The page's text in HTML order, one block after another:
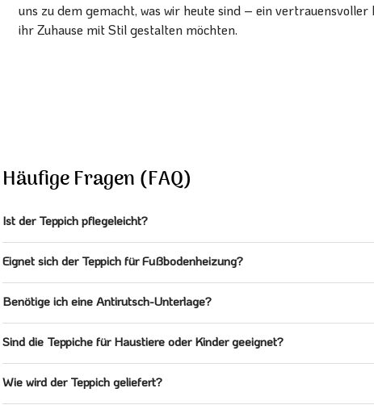
uns zu dem gemacht, was wir heute sind – ein
ihr Zuhause mit Stil gestalten möchten.
Häufige Fragen (FAQ)
Ist der Teppich pflegeleicht?
Eignet sich der Teppich für Fußbodenheizung?
Benötige ich eine Antirutsch-Unterlage?
Sind die Teppiche für Haustiere oder Kinder geeignet?
Wie wird der Teppich geliefert?